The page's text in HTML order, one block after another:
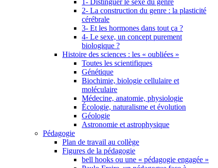
1- Distinguer le sexe du genre
2- La construction du genre : la plasticité
cérébrale
3- Et les hormones dans tout ça ?
4- Le sexe, un concept purement
biologique ?
Histoire des sciences : les « oubliées »
Toutes les scientifiques
Génétique
Biochimie, biologie cellulaire et
moléculaire
Médecine, anatomie, physiologie
Écologie, naturalisme et évolution
Géologie
Astronomie et astrophysique
Pédagogie
Plan de travail au collège
Figures de la pédagogie
bell hooks ou une « pédagogie engagée »